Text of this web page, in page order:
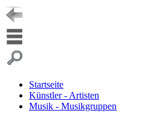
Startseite
Künstler - Artisten
Musik - Musikgruppen